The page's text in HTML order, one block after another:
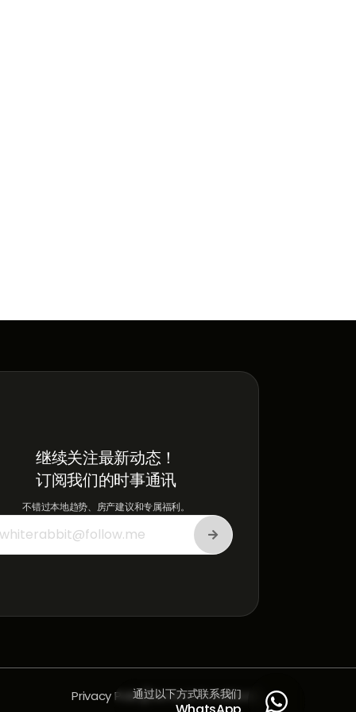
继续关注最新动态！
订阅我们的时事通讯
不错过本地趋势、房产建议和专属福利。
Privacy PolicyTerms & Conditions
通过以下方式联系我们 